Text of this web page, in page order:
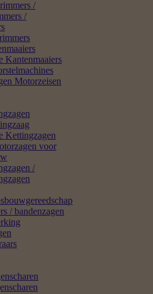
/
/
Kantenmaaiers
Motorzeisen
Kettingzagen
voor
/
/ bandenzagen